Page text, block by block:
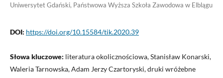
Uniwersytet Gdański, Państwowa Wyższa Szkoła Zawodowa w Elblągu
DOI: https://doi.org/10.15584/tik.2020.39
Słowa kluczowe: literatura okolicznościowa, Stanisław Konarski,
Waleria Tarnowska, Adam Jerzy Czartoryski, druki wróżebne